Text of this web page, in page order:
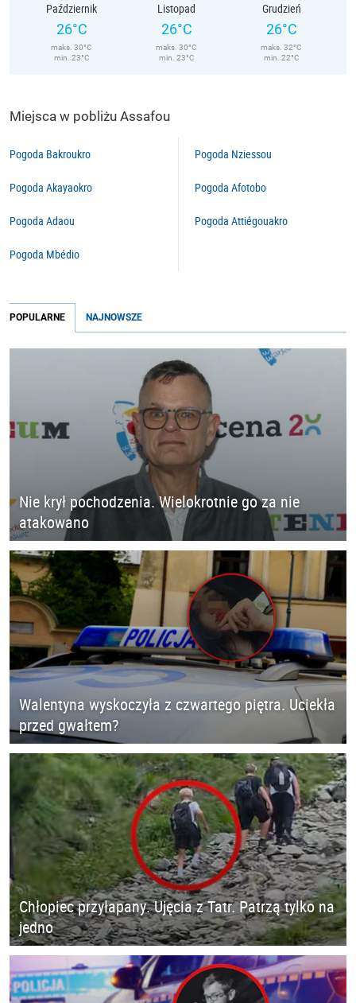
Październik
26°C
maks. 30°C
min. 23°C
Listopad
26°C
maks. 30°C
min. 23°C
Grudzień
26°C
maks. 32°C
min. 22°C
Miejsca w pobliżu Assafou
Pogoda Bakroukro
Pogoda Akayaokro
Pogoda Adaou
Pogoda Mbédio
Pogoda Nziessou
Pogoda Afotobo
Pogoda Attiégouakro
POPULARNE NAJNOWSZE
Nie krył pochodzenia. Wielokrotnie go za nie
atakowano
Walentyna wyskoczyła z czwartego piętra. Uciekła
przed gwałtem?
Chłopiec przyłapany. Ujęcia z Tatr. Patrzą tylko na
jedno